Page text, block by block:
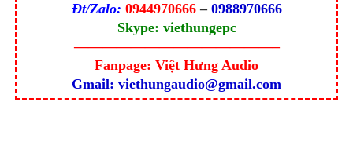
Đt/Zalo: 0944970666– 0988970666
Skype: viethungepc
——————————————–
Fanpage: Việt Hưng Audio
Gmail: viethungaudio@gmail.com